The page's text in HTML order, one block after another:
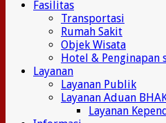
Fasilitas
Transportasi
Rumah Sakit
Objek Wisata
Hotel & Penginapan
Layanan
Layanan Publik
Layanan Aduan
Layanan